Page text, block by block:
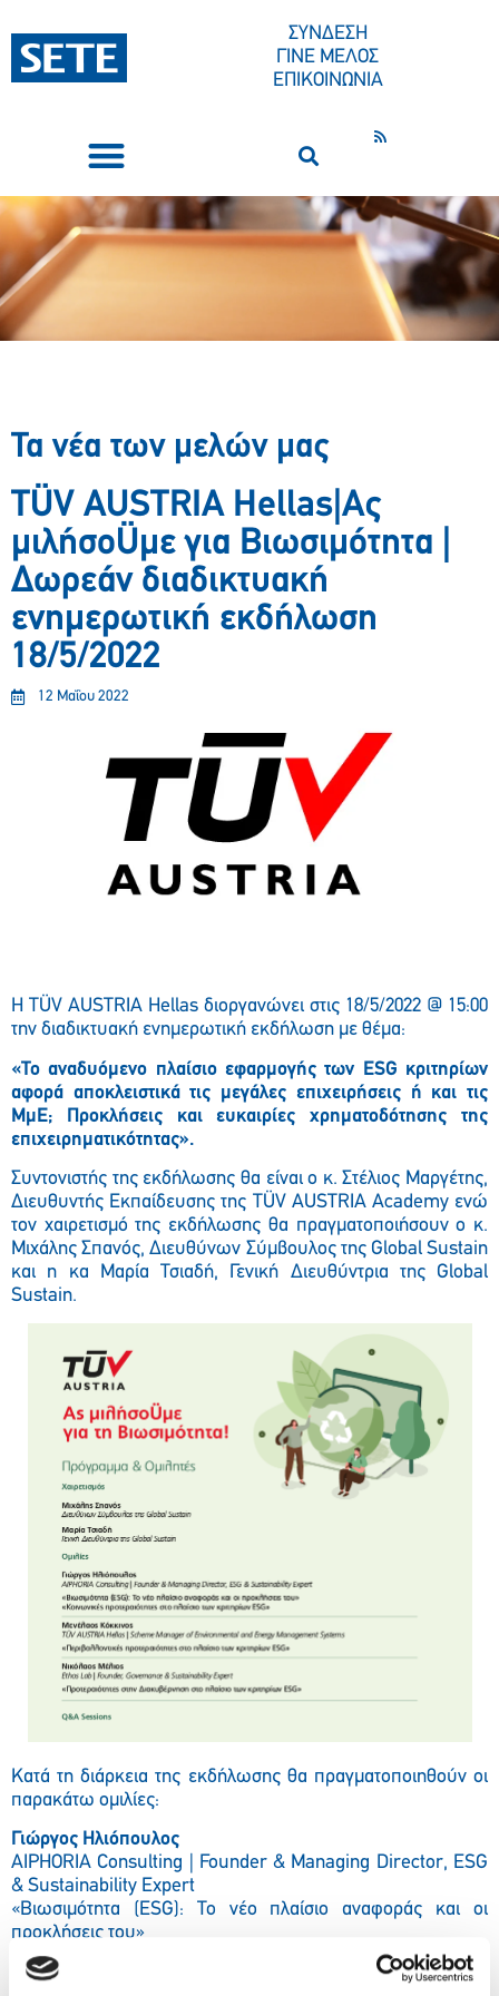
ΣΥΝΔΕΣΗ
ΓΙΝΕ ΜΕΛΟΣ
ΕΠΙΚΟΙΝΩΝΙΑ
Τα νέα των μελών μας
ΤÜV AUSTRIA Hellas|Ας
μιλήσοÜμε για Βιωσιμότητα |
Δωρεάν διαδικτυακή
ενημερωτική εκδήλωση
18/5/2022
12 Μαΐου 2022
Η TÜV AUSTRIA Hellas διοργανώνει στις 18/5/2022 @ 15:00
την διαδικτυακή ενημερωτική εκδήλωση με θέμα:
«To αναδυόμενο πλαίσιο εφαρμογής των ESG κριτηρίων
αφορά αποκλειστικά τις μεγάλες επιχειρήσεις ή και τις
ΜμΕ; Προκλήσεις και ευκαιρίες χρηματοδότησης της
επιχειρηματικότητας».
Συντονιστής της εκδήλωσης θα είναι ο κ. Στέλιος Μαργέτης,
Διευθυντής Εκπαίδευσης της TÜV AUSTRIA Academy ενώ
τον χαιρετισμό της εκδήλωσης θα πραγματοποιήσουν ο κ.
Μιχάλης Σπανός, Διευθύνων Σύμβουλος της Global Sustain
και η κα Μαρία Τσιαδή, Γενική Διευθύντρια της Global
Sustain.
Κατά τη διάρκεια της εκδήλωσης θα πραγματοποιηθούν οι
παρακάτω ομιλίες:
Γιώργος Ηλιόπουλος
AIPHORIA Consulting | Founder & Managing Director, ESG
& Sustainability Expert
«Βιωσιμότητα (ESG): Το νέο πλαίσιο αναφοράς και οι
προκλήσεις του»
«Κοινωνικές προτεραιότητες στο πλαίσιο των κριτηρίων
ESG»